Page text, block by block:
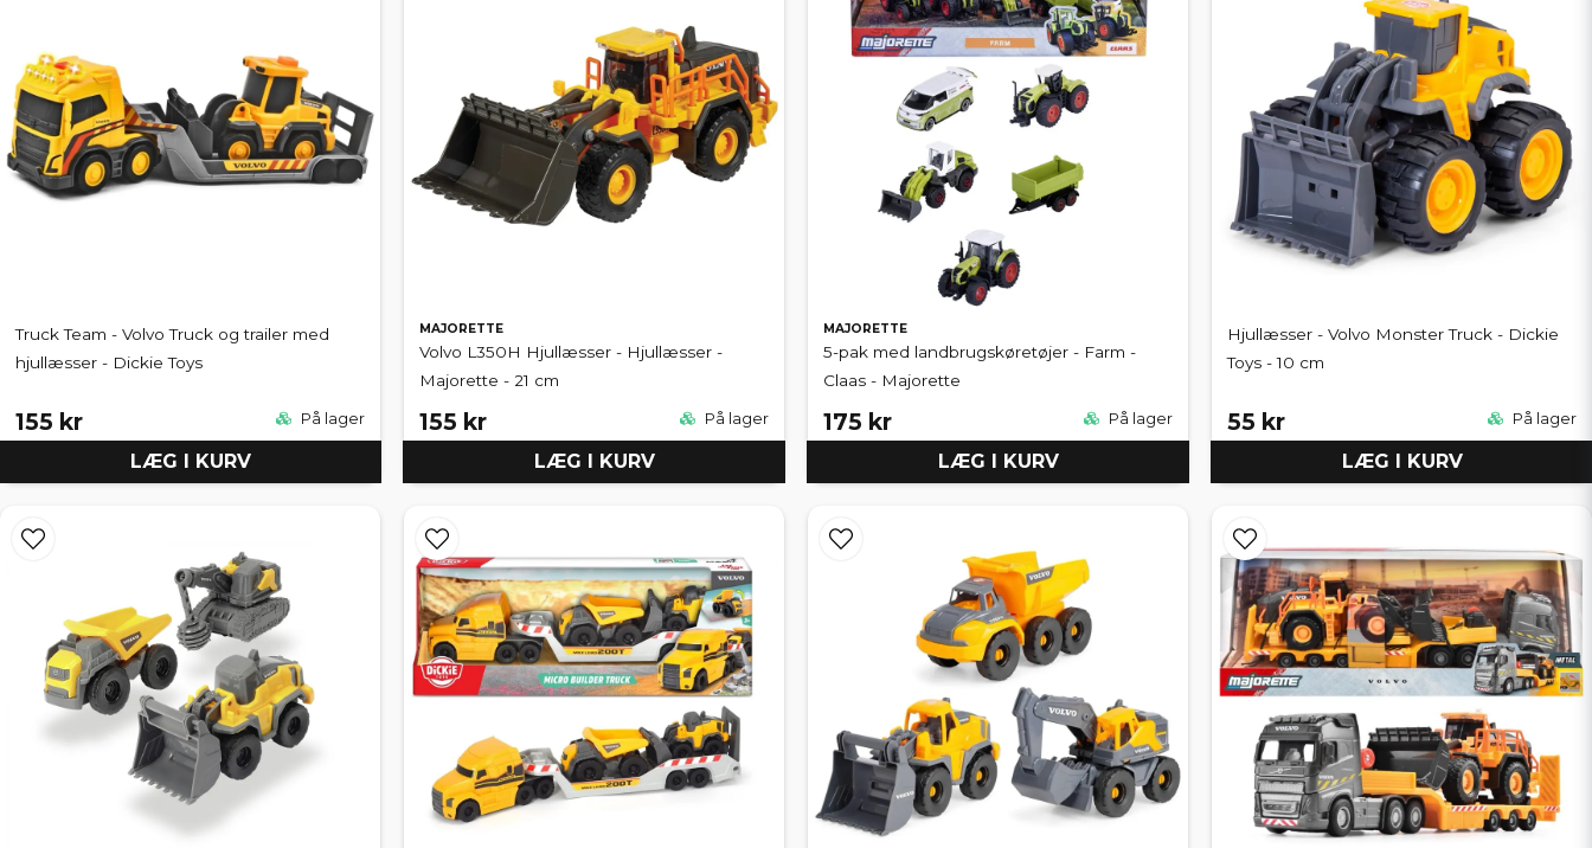
Truck Team - Volvo Truck og trailer med
hjullæsser - Dickie Toys
155 kr På lager
LÆG I KURV
MAJORETTE
Volvo L350H Hjullæsser - Hjullæsser -
Majorette - 21 cm
155 kr På lager
LÆG I KURV
MAJORETTE
5-pak med landbrugskøretøjer - Farm -
Claas - Majorette
175 kr På lager
LÆG I KURV
Hjullæsser - Volvo Monster Truck - Dickie
Toys - 10 cm
55 kr På lager
LÆG I KURV